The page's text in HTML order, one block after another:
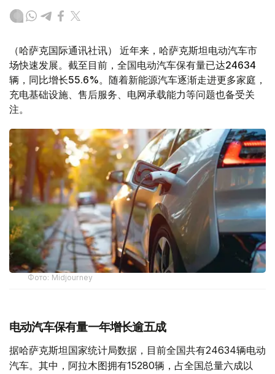
（哈萨克国际通讯社讯） 近年来，哈萨克斯坦电动汽车市
场快速发展。截至目前，全国电动汽车保有量已达24634
辆，同比增长55.6%。随着新能源汽车逐渐走进更多家庭，
充电基础设施、售后服务、电网承载能力等问题也备受关
注。
Фото: Midjourney
电动汽车保有量一年增长逾五成
据哈萨克斯坦国家统计局数据，目前全国共有24634辆电动
汽车。其中，阿拉木图拥有15280辆，占全国总量六成以